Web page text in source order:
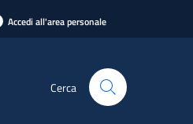
Accedi all'area personale
Cerca